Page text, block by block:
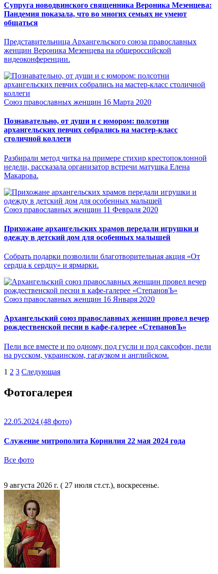
Супруга новодвинского священника Вероника Мезенцева:
Пандемия показала, что во многих семьях не умеют
общаться
Представительница Архангельского союза православных
женщин Вероника Мезенцева на общероссийской
видеоконференции.
Союз православных женщин 16 Марта 2020
Познавательно, от души и с юмором: полсотни
архангельских певчих собрались на мастер-класс
столичной коллеги
Разбирали метод читка на примере стихир крестопоклонной
недели, рассказала организатор встречи матушка Елена
Макарова.
Союз православных женщин 11 Февраля 2020
Прихожане архангельских храмов передали игрушки и
одежду в детский дом для особенных малышей
Собрать подарки позволили благотворительная акция «От
сердца к сердцу» и ярмарки.
Союз православных женщин 16 Января 2020
Архангельский союз православных женщин провел вечер
рождественской песни в кафе-галерее «СтепановЪ»
Пели все вместе и по одному, под гусли и под саксофон, пели
на русском, украинском, гагаузком и английском.
1 2 3 Следующая
Фотогалерея
22.05.2024 (48 фото)
Служение митрополита Корнилия 22 мая 2024 года
Все фото
9 августа 2026 г. ( 27 июля ст.ст.), воскресенье.